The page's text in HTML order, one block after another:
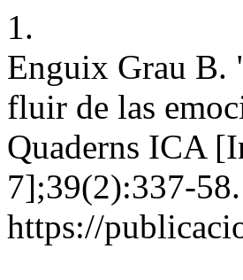
1.
Enguix Grau B.
fluir de las
Quaderns ICA
7];39(2):337-
https://